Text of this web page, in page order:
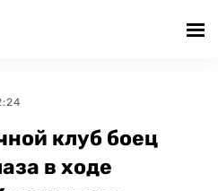
клуб боец
в ходе